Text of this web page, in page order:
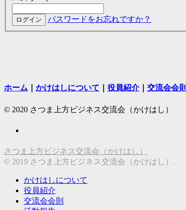
パスワードをお忘れですか？
ホーム かけはしについて 役員紹介｜ 交流会会則
© 2020 さつま上方ビジネス交流会（かけはし）
さつま上方ビジネス交流会（かけはし）
© 2019 さつま上方ビジネス交流会（かけはし）.
かけはしについて
役員紹介
交流会会則